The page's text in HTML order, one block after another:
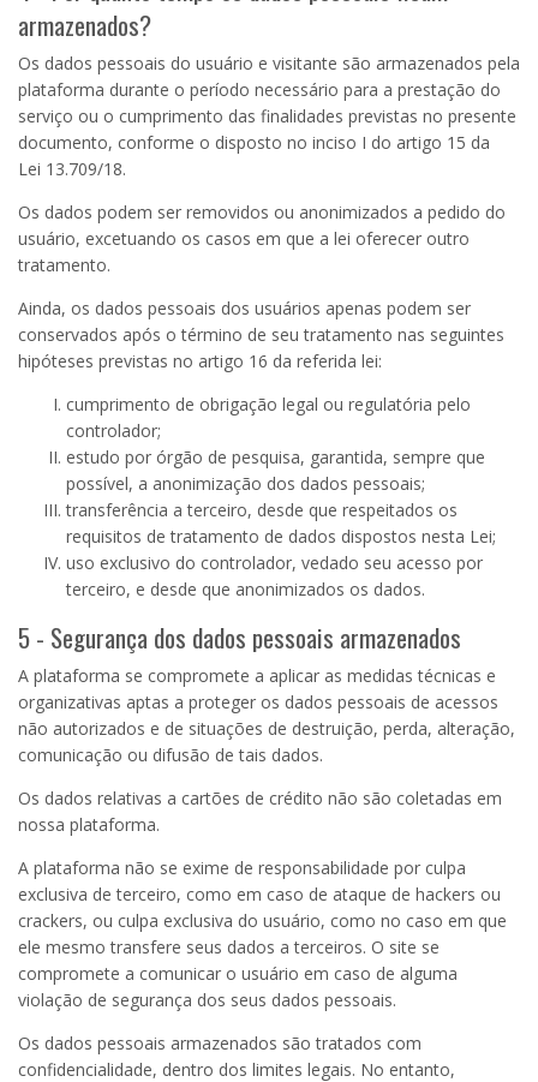
armazenados?
Os dados pessoais do usuário e visitante são armazenados pela
plataforma durante o período necessário para a prestação do
serviço ou o cumprimento das finalidades previstas no presente
documento, conforme o disposto no inciso I do artigo 15 da
Lei 13.709/18.
Os dados podem ser removidos ou anonimizados a pedido do
usuário, excetuando os casos em que a lei oferecer outro
tratamento.
Ainda, os dados pessoais dos usuários apenas podem ser
conservados após o término de seu tratamento nas seguintes
hipóteses previstas no artigo 16 da referida lei:
cumprimento de obrigação legal ou regulatória pelo
controlador;
estudo por órgão de pesquisa, garantida, sempre que
possível, a anonimização dos dados pessoais;
transferência a terceiro, desde que respeitados os
requisitos de tratamento de dados dispostos nesta Lei;
uso exclusivo do controlador, vedado seu acesso por
terceiro, e desde que anonimizados os dados.
5 - Segurança dos dados pessoais armazenados
A plataforma se compromete a aplicar as medidas técnicas e
organizativas aptas a proteger os dados pessoais de acessos
não autorizados e de situações de destruição, perda, alteração,
comunicação ou difusão de tais dados.
Os dados relativas a cartões de crédito não são coletadas em
nossa plataforma.
A plataforma não se exime de responsabilidade por culpa
exclusiva de terceiro, como em caso de ataque de hackers ou
crackers, ou culpa exclusiva do usuário, como no caso em que
ele mesmo transfere seus dados a terceiros. O site se
compromete a comunicar o usuário em caso de alguma
violação de segurança dos seus dados pessoais.
Os dados pessoais armazenados são tratados com
confidencialidade, dentro dos limites legais. No entanto,